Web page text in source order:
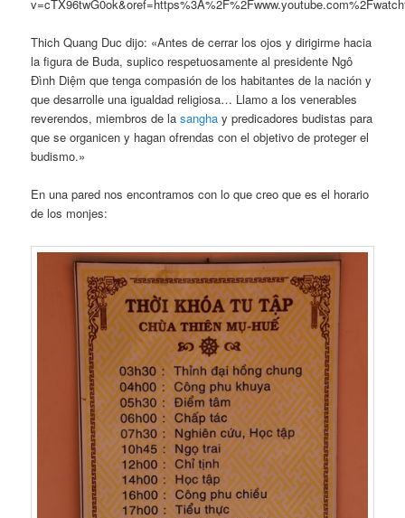
Thich Quang Duc dijo: «Antes de cerrar los ojos y dirigirme hacia
la figura de Buda, suplico respetuosamente al presidente Ngô
Đình Diệm que tenga compasión de los habitantes de la nación y
que desarrolle una igualdad religiosa… Llamo a los venerables
reverendos, miembros de lasangha y predicadores budistas para
que se organicen y hagan ofrendas con el objetivo de proteger el
budismo.»
En una pared nos encontramos con lo que creo que es el horario
de los monjes: